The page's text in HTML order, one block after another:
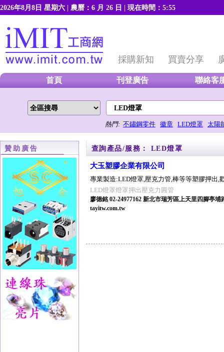
2026年8月8日 星期六 | 農曆：6 月 26 日 | 現在時間：5:55
採購新知 買賣分享
首頁 刊登廣告 聯絡客
熱門: 不鏽鋼零件 徽章 LED燈罩 太陽
贊助廣告 查詢產品/服務： LED燈罩
大玉塑膠企業有限公司
專業製造:LED燈罩,壓克力管,棒等等塑膠押出,
LED燈罩燈罩押出壓克力圓管
廖德銘 02-24977162 新北市瑞芳區上天里四腳亭埔
tayitw.com.tw